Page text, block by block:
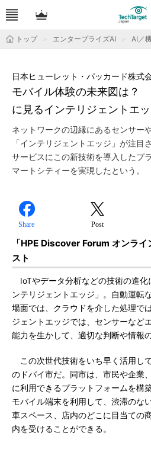
トップ エンタープライズAI AI／
モバイル体験の未来図は？
に見るインテリジェントエ
日本ヒューレット・パッカード株式
ネットワークの辺縁にあるセンサー
「インテリジェントエッジ」が注目
サービスにこの新技術を導入したプ
マートシティーを実現したという。
Share Post
「HPE Discover Forum オンラ
スト
IoTやデータ分析などの技術の進化
ンテリジェントエッジ」。自動運転
場面では、クラウドを介した処理で
ジェントエッジでは、センサーなど
能力を生かして、適切な判断や情報
この次世代技術をいち早く活用し
のドバイ市だ。同市は、市民や企業
に利用できるプラットフォームを構
モバイル端末を利用して、渋滞のな
車スペース、店内のどこに目当ての
内を受けることができる。